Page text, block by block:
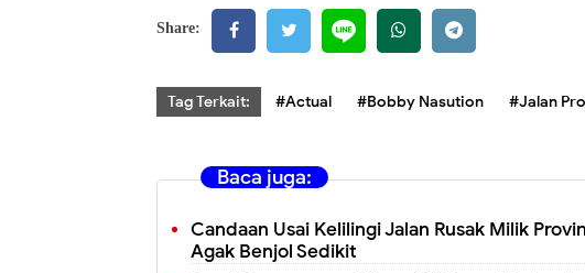
Share:
Tag Terkait: #Actual #Bobby Nasution #Jalan
Baca juga:
Candaan Usai Kelilingi Jalan Rusak Milik
Agak Benjol Sedikit